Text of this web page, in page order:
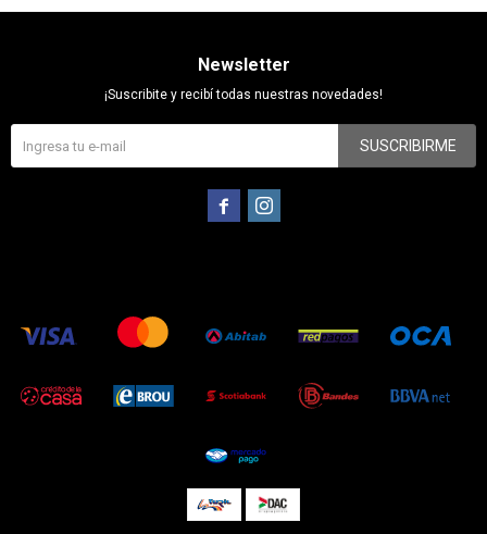
Newsletter
¡Suscribite y recibí todas nuestras novedades!
SUSCRIBIRME
 